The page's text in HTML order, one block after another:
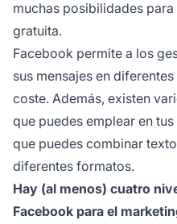
muchas posibilidades
gratuita.
Facebook permite a los
sus mensajes en
coste. Además, existen
que puedes emplear en
que puedes combinar
diferentes formatos.
Hay (al menos) cuatro
Facebook para el